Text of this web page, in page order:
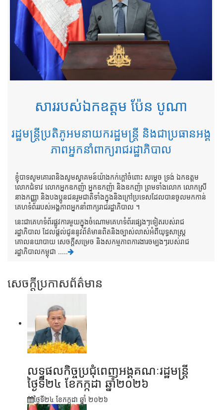
សាររបស់ឯកឧត្តម ប៉ែន បូណា
រដ្ឋមន្ត្រីប្រតិភូអមនាយករដ្ឋមន្ត្រី និងជាប្រធានអង្គ
ភាពអ្នកនាំពាក្យរាជរដ្ឋាភិបាល
ខ្ញុំបាទសូមគោរពនិងសូមស្វាគមន៍យ៉ាងកក់ក្តៅចំពោះ សម្តេច ទ្រង់ ឯកឧត្តម
លោកជំទាវ លោកអ្នកឧកញ៉ា អ្នកឧកញ៉ា និងឧកញ៉ា ព្រមទាំងលោក លោកស្រី
នាងកញ្ញា និងបងប្អូនជនរួមជាតិទាំងក្នុងនិងក្រៅប្រទេសដែលបានចូលមកកាន់
គេហទំព័ររបស់អង្គភាពអ្នកនាំពាក្យរាជរដ្ឋាភិបាល ។
នេះជាគេហទំព័រផ្លូវការមួយក្នុងចំណោមគេហទំព័រផ្សេងៗទៀតរបស់រាជ
រដ្ឋាភិបាល ដែលផ្តល់ជូននូវព័ត៌មានពិតនិងច្បាស់លាស់អំពីយុទ្ធសាស្រ្ត
គោលនយាបាយ សេចក្តីសម្រេច និងសកម្មភាពការងារចម្បងៗរបស់រាជ
រដ្ឋាភិបាលកម្ពុជា .....
សេចក្តីប្រកាសព័ត៌មាន
លទ្ធផលកិច្ចប្រជុំពេញអង្គគណៈរដ្ឋមន្រ្តី
ថ្ងៃទី២៤ ខែកក្កដា ឆ្នាំ២០២៦
ថ្ងៃទី២៤ ខែ​កក្កដា ឆ្នាំ ២០២៦